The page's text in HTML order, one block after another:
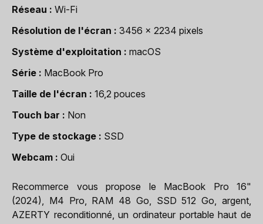
Réseau
Wi-Fi
Résolution de l'écran
3456 x 2234 pixels
Système d'exploitation
macOS
Série
MacBook Pro
Taille de l'écran
16,2 pouces
Touch bar
Non
Type de stockage
SSD
Webcam
Oui
Recommerce vous propose le MacBook Pro 16"
(2024), M4 Pro, RAM 48 Go, SSD 512 Go, argent,
AZERTY reconditionné, un ordinateur portable haut de